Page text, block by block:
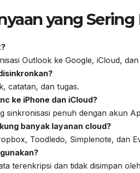
yang
Outlook ke Google, iCloud,
catatan, dan tugas.
ke iPhone dan iCloud?
sinkronisasi penuh dengan akun
banyak layanan cloud?
Toodledo, Simplenote, dan
terenkripsi dan tidak disimpan